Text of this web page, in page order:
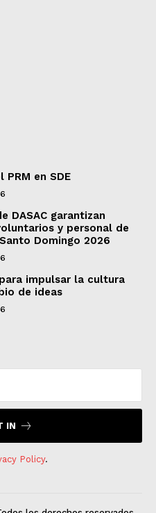
en SDE
DASAC garantizan
y personal de
Domingo 2026
impulsar la cultura
de ideas
IN
Policy.